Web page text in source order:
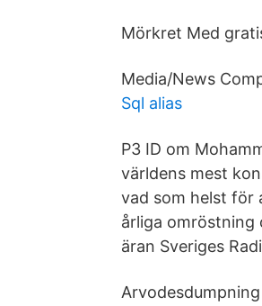
Mörkret Med
Media/News
Sql alias
P3 ID om
världens mest
vad som helst för
årliga omröstning
äran Sveriges